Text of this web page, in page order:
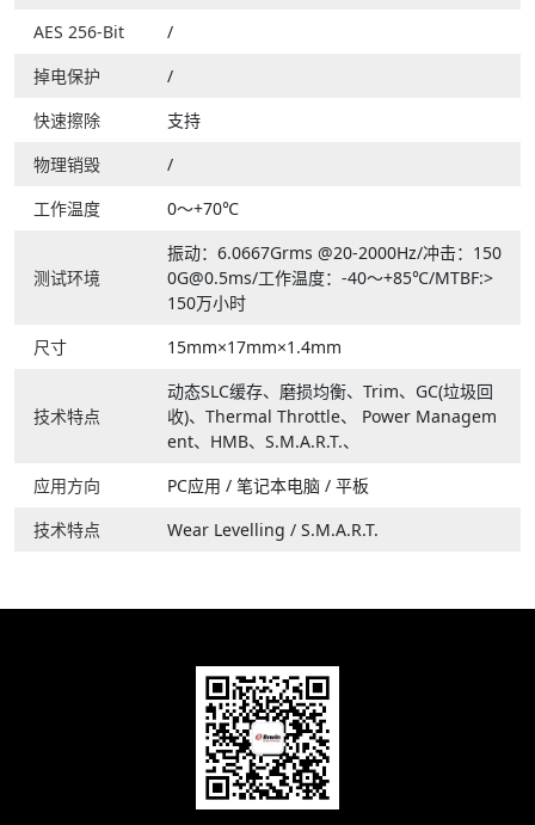
AES 256-Bit
/
掉电保护
/
快速擦除
支持
物理销毁
/
工作温度
0～+70℃
测试环境
振动：6.0667Grms @20-2000Hz/冲击：150
0G@0.5ms/工作温度：-40～+85℃/MTBF:>
150万小时
尺寸
15mm×17mm×1.4mm
技术特点
动态SLC缓存、磨损均衡、Trim、GC(垃圾回
收)、Thermal Throttle、 Power Managem
ent、HMB、S.M.A.R.T.、
应用方向
PC应用 / 笔记本电脑 / 平板
技术特点
Wear Levelling / S.M.A.R.T.